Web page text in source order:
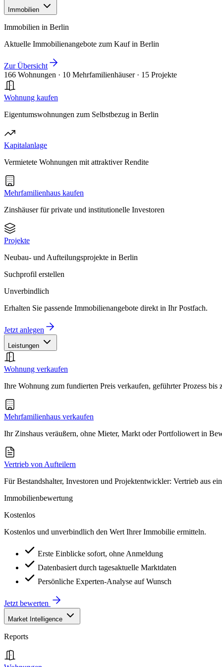
Immobilien
Immobilien in Berlin
Aktuelle Immobilienangebote zum Kauf in Berlin
Zur Übersicht
166 Wohnungen · 10 Mehrfamilienhäuser · 15 Projekte
Wohnung kaufen
Eigentumswohnungen zum Selbstbezug in Berlin
Kapitalanlage
Vermietete Wohnungen mit attraktiver Rendite
Mehrfamilienhaus kaufen
Zinshäuser für private und institutionelle Investoren
Projekte
Neubau- und Aufteilungsprojekte in Berlin
Suchprofil erstellen
Unverbindlich
Erhalten Sie passende Immobilienangebote direkt in Ihr Postfach.
Jetzt anlegen
Leistungen
Wohnung verkaufen
Ihre Wohnung zum fundierten Preis verkaufen, geführter Prozess bis
Mehrfamilienhaus verkaufen
Ihr Zinshaus veräußern, ohne Mieter, Markt oder Portfoliowert in
Vertrieb von Aufteilern
Für Bestandshalter, Investoren und Projektentwickler: Vertrieb aus
Immobilienbewertung
Kostenlos
Kostenlos und unverbindlich den Wert Ihrer Immobilie ermitteln.
Erste Einblicke sofort, ohne Anmeldung
Datenbasiert durch tagesaktuelle Marktdaten
Persönliche Experten-Analyse auf Wunsch
Jetzt bewerten
Market Intelligence
Reports